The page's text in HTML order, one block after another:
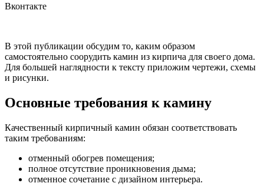
Вконтакте
В этой публикации обсудим то, каким образом
самостоятельно соорудить камин из кирпича для своего дома.
Для большей наглядности к тексту приложим чертежи, схемы
и рисунки.
Основные требования к камину
Качественный кирпичный камин обязан соответствовать
таким требованиям:
отменный обогрев помещения;
полное отсутствие проникновения дыма;
отменное сочетание с дизайном интерьера.